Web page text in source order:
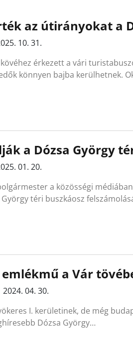
az útirányokat a
10. 31.
érkezett a vári
könnyen bajba kerülhetnek.
a Dózsa György
01. 20.
a közösségi
téri buszkáosz
a Vár
2024. 04. 30.
I. kerületinek, de még
Dózsa György…